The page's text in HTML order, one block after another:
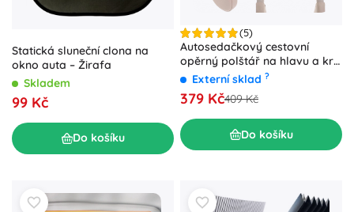
Statická sluneční clona na
okno auta – Žirafa
Skladem
99 Kč
Do košíku
(5)
Autosedačkový cestovní
opěrný polštář na hlavu a krk,
regulovatelný – Béžová
Externí sklad ?
379 Kč409 Kč
Do košíku